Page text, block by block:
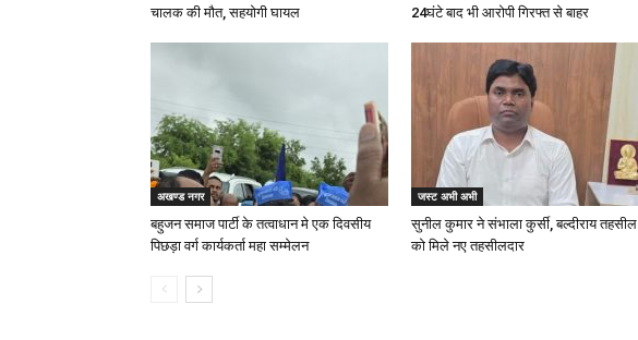
चालक की मौत, सहयोगी घायल
24घंटे बाद भी आरोपी गिरफ्त से बाहर
अखण्ड नगर
बहुजन समाज पार्टी के तत्वाधान मे एक दिवसीय
पिछड़ा वर्ग कार्यकर्ता महा सम्मेलन
जस्ट अभी अभी
सुनील कुमार ने संभाला कुर्सी, बल्दीराय तहसील
को मिले नए तहसीलदार